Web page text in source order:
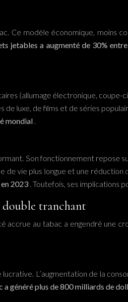
Ce modèle économique, moins
jetables a augmenté de 30%
(allumage électronique,
luxe, de films et de séries
mondial
Son fonctionnement repose
de vie plus longue et une réduction
2023 . Toutefois, ses implications
double tranchant
accrue au tabac a engendré une
L’augmentation de la
a généré plus de 800 milliards de